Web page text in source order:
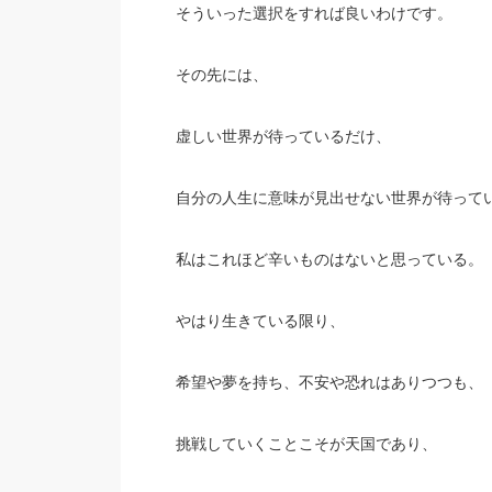
そういった選択をすれば良いわけです。
その先には、
虚しい世界が待っているだけ、
自分の人生に意味が見出せない世界が待って
私はこれほど辛いものはないと思っている。
やはり生きている限り、
希望や夢を持ち、不安や恐れはありつつも、
挑戦していくことこそが天国であり、